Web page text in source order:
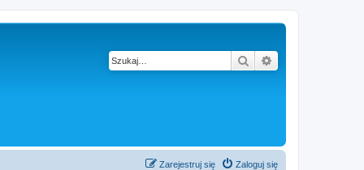
Szukaj
Zaloguj się
Zarejestruj się